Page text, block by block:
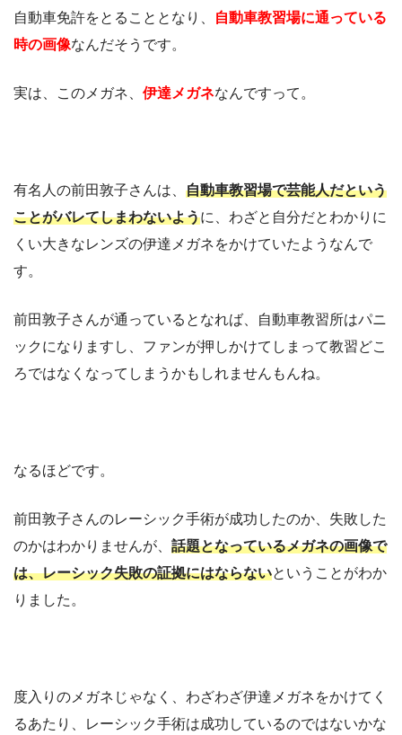
自動車免許をとることとなり、
自動車教習場に通っている
時の画像なんだそうです。
実は、このメガネ、 伊達メガネなんですって。
有名人の前田敦子さんは、 自動車教習場で芸能人だという
ことがバレてしまわないように、わざと自分だとわかりに
くい大きなレンズの伊達メガネをかけていたようなんで
す。
前田敦子さんが通っているとなれば、自動車教習所はパニ
ックになりますし、ファンが押しかけてしまって教習どこ
ろではなくなってしまうかもしれませんもんね。
なるほどです。
前田敦子さんのレーシック手術が成功したのか、失敗した
のかはわかりませんが、 話題となっているメガネの画像で
は、レーシック失敗の証拠にはならないということがわか
りました。
度入りのメガネじゃなく、わざわざ伊達メガネをかけてく
るあたり、レーシック手術は成功しているのではないかな